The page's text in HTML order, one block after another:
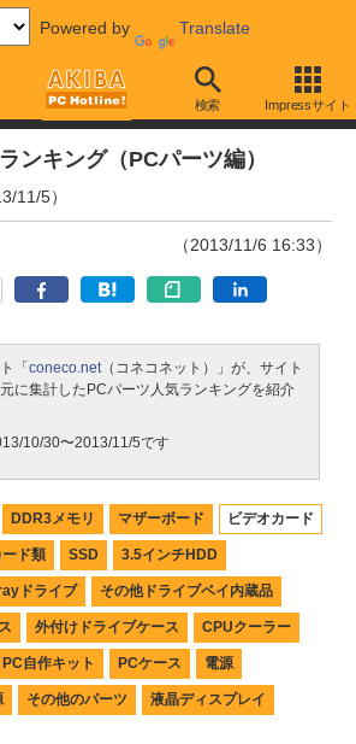
Powered by Translate
検索 Impressサイト
ンキング（PCパーツ編）
11/5）
（2013/11/6 16:33）
「 coneco.net（コネコネット）」が、サイト
に集計したPCパーツ人気ランキングを紹介
10/30〜2013/11/5です
DDR3メモリ マザーボード ビデオカード
ド類 SSD 3.5インチHDD
ドライブ その他ドライブベイ内蔵品
外付けドライブケース CPUクーラー
PC自作キット PCケース 電源
その他のパーツ 液晶ディスプレイ